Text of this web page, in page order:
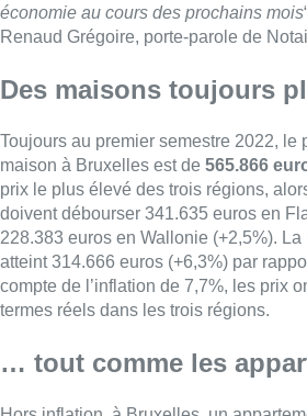
économie au cours des prochains mois
Renaud Grégoire, porte-parole de
Des maisons toujours
Toujours au premier semestre 2022, le
maison à Bruxelles est de 565.866
prix le plus élevé des trois régions,
doivent débourser 341.635 euros en
228.383 euros en Wallonie (+2,5%).
atteint 314.666 euros (+6,3%) par
compte de l’inflation de 7,7%, les prix
termes réels dans les trois régions.
… tout comme les